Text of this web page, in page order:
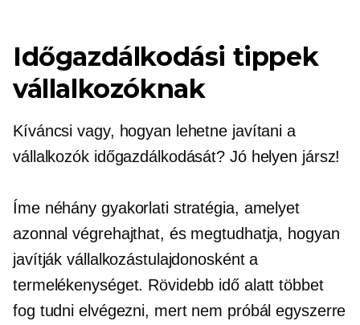
Időgazdálkodási tippek
vállalkozóknak
Kíváncsi vagy, hogyan lehetne javítani a
vállalkozók időgazdálkodását? Jó helyen jársz!
Íme néhány gyakorlati stratégia, amelyet
azonnal végrehajthat, és megtudhatja, hogyan
javítják vállalkozástulajdonosként a
termelékenységet. Rövidebb idő alatt többet
fog tudni elvégezni, mert nem próbál egyszerre